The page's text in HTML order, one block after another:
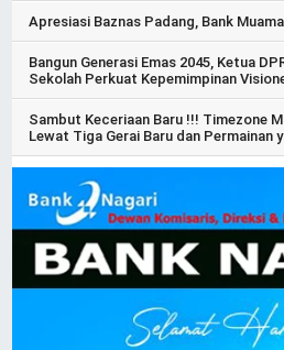
Apresiasi Baznas Padang, Bank
Bangun Generasi Emas 2045, Ketua
Sekolah Perkuat Kepemimpinan
Sambut Keceriaan Baru !!! Timezone
Lewat Tiga Gerai Baru dan Permainan